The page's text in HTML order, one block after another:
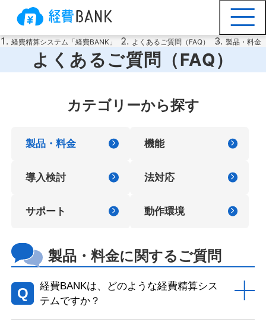
経費精算システム「経費BANK」 よくあるご質問（FAQ） 製品・料金
よくあるご質問（FAQ）
カテゴリーから探す
製品・料金 機能
導入検討 法対応
サポート 動作環境
製品・料金に関するご質問
Q
経費BANKは、どのような経費精算シス
テムですか？